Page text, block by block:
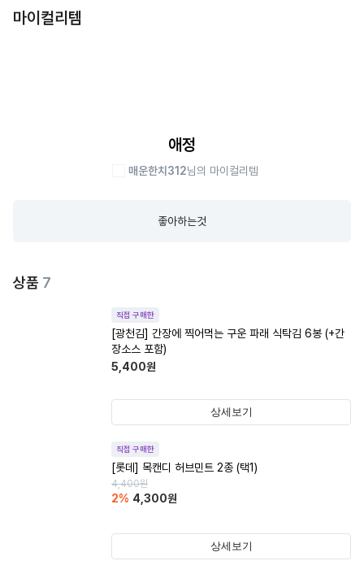
마이컬리템
애정
매운한치312님의 마이컬리템
좋아하는것
상품 7
직접 구매한
[광천김] 간장에 찍어먹는 구운 파래 식탁김 6봉 (+간
장소스 포함)
5,400원
상세보기
직접 구매한
[롯데] 목캔디 허브민트 2종 (택1)
4,400원
2% 4,300원
상세보기